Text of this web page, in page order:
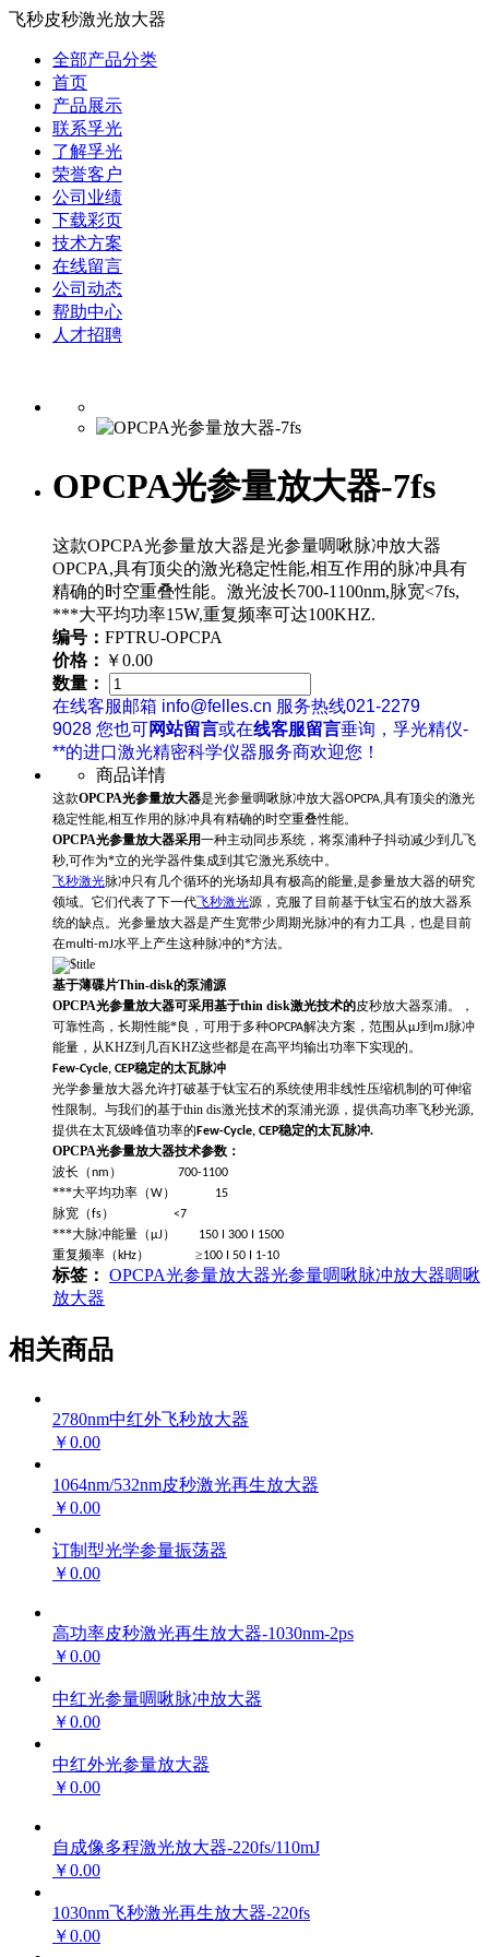
飞秒皮秒激光放大器
全部产品分类
首页
产品展示
联系孚光
了解孚光
荣誉客户
公司业绩
下载彩页
技术方案
在线留言
公司动态
帮助中心
人才招聘
OPCPA光参量放大器-7fs
这款OPCPA光参量放大器是光参量啁啾脉冲放大器
OPCPA,具有顶尖的激光稳定性能,相互作用的脉冲具有
精确的时空重叠性能。激光波长700-1100nm,脉宽<7fs,
***大平均功率15W,重复频率可达100KHZ.
编号： FPTRU-OPCPA
价格： ￥0.00
数量：
在线客服邮箱 info@felles.cn 服务热线021-2279
9028 您也可网站留言或在线客服留言垂询，孚光精仪-
**的进口激光精密科学仪器服务商欢迎您！
商品详情
这款OPCPA光参量放大器是光参量啁啾脉冲放大器OPCPA,具有顶尖的激光
稳定性能,相互作用的脉冲具有精确的时空重叠性能。
OPCPA光参量放大器采用一种主动同步系统，将泵浦种子抖动减少到几飞
秒,可作为*立的光学器件集成到其它激光系统中。
飞秒激光脉冲只有几个循环的光场却具有极高的能量,是参量放大器的研究
领域。它们代表了下一代飞秒激光源，克服了目前基于钛宝石的放大器系
统的缺点。光参量放大器是产生宽带少周期光脉冲的有力工具，也是目前
在multi-mJ水平上产生这种脉冲的*方法。
基于薄碟片Thin-disk的泵浦源
OPCPA光参量放大器可采用基于thin disk激光技术的皮秒放大器泵浦。，
可靠性高，长期性能*良，可用于多种OPCPA解决方案，范围从µJ到mJ脉冲
能量，从KHZ到几百KHZ这些都是在高平均输出功率下实现的。
Few-Cycle, CEP稳定的太瓦脉冲
光学参量放大器允许打破基于钛宝石的系统使用非线性压缩机制的可伸缩
性限制。与我们的基于thin dis激光技术的泵浦光源，提供高功率飞秒光源,
提供在太瓦级峰值功率的 Few-Cycle, CEP稳定的太瓦脉冲.
OPCPA光参量放大器技术参数：
波长（nm ） 700-1100
***大平均功率（W） 15
脉宽（fs） <7
***大脉冲能量（µJ） 150 I 300 I 1500
重复频率（ kHz） ≥100 I 50 I 1-10
标签： OPCPA光参量放大器光参量啁啾脉冲放大器啁啾
放大器
相关商品
2780nm中红外飞秒放大器
￥0.00
1064nm/532nm皮秒激光再生放大器
￥0.00
订制型光学参量振荡器
￥0.00
高功率皮秒激光再生放大器-1030nm-2ps
￥0.00
中红光参量啁啾脉冲放大器
￥0.00
中红外光参量放大器
￥0.00
自成像多程激光放大器-220fs/110mJ
￥0.00
1030nm飞秒激光再生放大器-220fs
￥0.00